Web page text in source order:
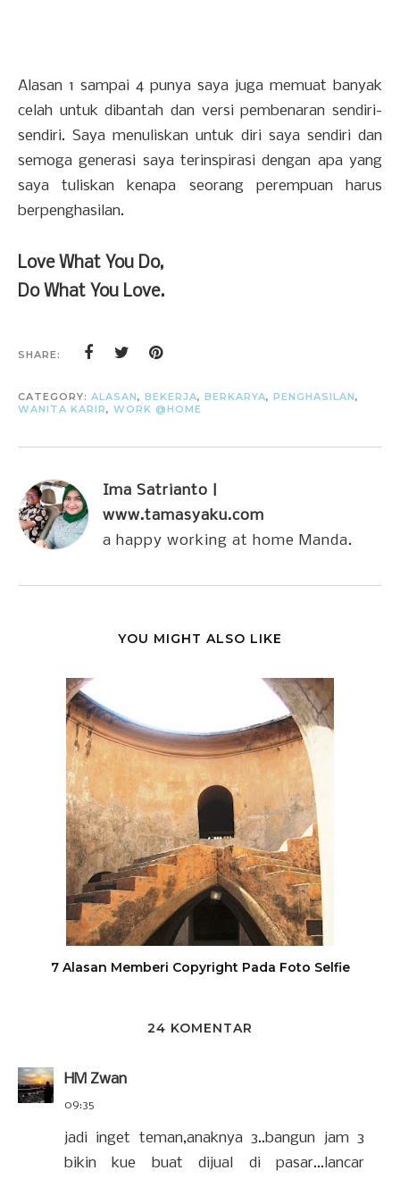
Alasan 1 sampai 4 punya saya juga memuat banyak
celah untuk dibantah dan versi pembenaran sendiri-
sendiri. Saya menuliskan untuk diri saya sendiri dan
semoga generasi saya terinspirasi dengan apa yang
saya tuliskan kenapa seorang perempuan harus
berpenghasilan.
Love What You Do,
Do What You Love.
SHARE:
CATEGORY: ALASAN, BEKERJA, BERKARYA, PENGHASILAN,
WANITA KARIR, WORK @HOME
Ima Satrianto |
www.tamasyaku.com
a happy working at home Manda.
YOU MIGHT ALSO LIKE
7 Alasan Memberi Copyright Pada Foto Selfie
24 KOMENTAR
HM Zwan
09:35
jadi inget teman,anaknya 3..bangun jam 3
bikin kue buat dijual di pasar...lancar